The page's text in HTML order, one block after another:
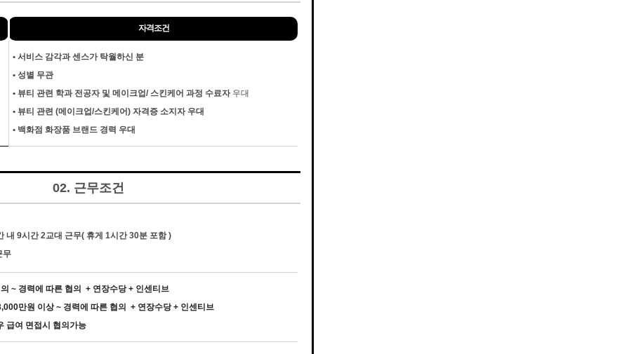
자격조건
• 서비스 감각과 센스가 탁월하신 분
• 성별 무관
• 뷰티 관련 학과 전공자 및 메이크업/ 스킨케어 과정 수료자 우대
• 뷰티 관련 (메이크업/스킨케어) 자격증 소지자 우대
• 백화점 화장품 브랜드 경력 우대
02. 근무조건
내 9시간 2교대 근무( 휴게 1시간 30분 포함 )
무
~ 경력에 따른 협의 + 연장수당 + 인센티브
만원 이상 ~ 경력에 따른 협의 + 연장수당 + 인센티브
급여 면접시 협의가능